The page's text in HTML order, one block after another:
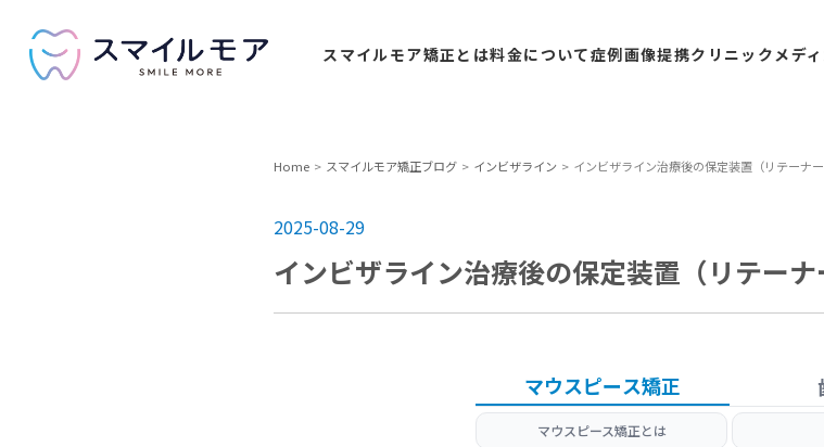
スマイルモア矯正とは料金について症例画像提携クリニックメデ
Home スマイルモア矯正ブログ インビザライン インビザライン治療後の保定装置（リテーナ
2025-08-29
インビザライン治療後の保定装置（リテー
マウスピース矯正
マウスピース矯正とは